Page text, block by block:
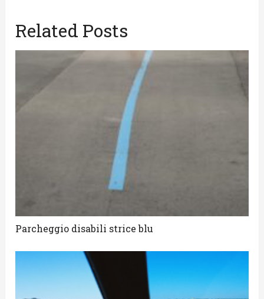
Related Posts
Parcheggio disabili strice blu